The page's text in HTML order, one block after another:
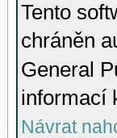
Tento
chráněn
General
informací
Návrat